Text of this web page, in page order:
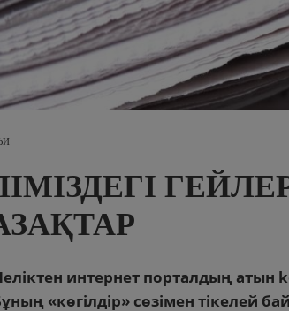
интернет порталдың
«көгілдір» сөзімен тікелей